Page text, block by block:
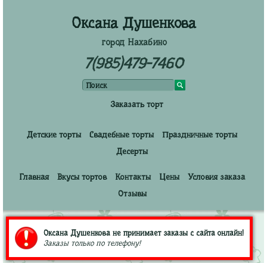
Оксана Душенкова
город Нахабино
7(985)479-7460
Заказать торт
Детские торты Свадебные торты
Праздничные торты
Десерты
Главная Вкусы тортов Контакты Цены
Условия заказа
Отзывы
Оксана Душенкова не принимает заказы с сайта онлайн!
Заказы только по телефону!